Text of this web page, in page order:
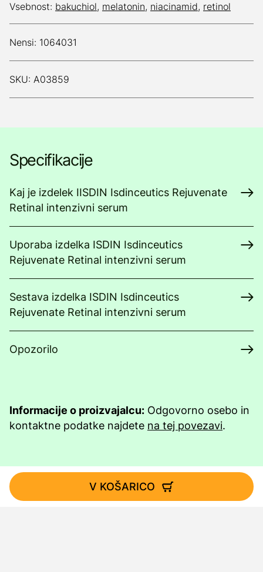
Vsebnost: bakuchiol, melatonin, niacinamid, retinol
Nensi: 1064031
SKU: A03859
Specifikacije
Kaj je izdelek IISDIN Isdinceutics Rejuvenate
Retinal intenzivni serum
Uporaba izdelka ISDIN Isdinceutics
Rejuvenate Retinal intenzivni serum
Sestava izdelka ISDIN Isdinceutics
Rejuvenate Retinal intenzivni serum
Opozorilo
Informacije o proizvajalcu: Odgovorno osebo in
kontaktne podatke najdete na tej povezavi.
V KOŠARICO